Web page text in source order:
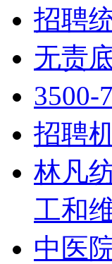
招聘
无责
3500-
招聘
林凡
工和
中医